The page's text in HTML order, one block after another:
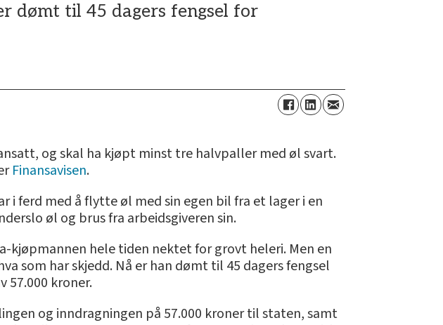
dømt til 45 dagers fengsel for
og skal ha kjøpt minst tre halvpaller med øl svart.
Finansavisen.
i ferd med å flytte øl med sin egen bil fra et lager i en
øl og brus fra arbeidsgiveren sin.
kjøpmannen hele tiden nektet for grovt heleri. Men en
som har skjedd. Nå er han dømt til 45 dagers fengsel
57.000 kroner.
og inndragningen på 57.000 kroner til staten, samt